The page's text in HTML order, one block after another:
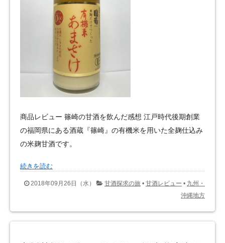
商品レビュー 篠崎の甘酒を飲んだ感想 江戸時代後期創業
の福岡県にある酒蔵『篠崎』の有機米を用いた全麹仕込み
の米麹甘酒です。
続きを読む
2018年09月26日（水） 甘酒探求の旅 • 甘酒レビュー • 九州・
沖縄地方